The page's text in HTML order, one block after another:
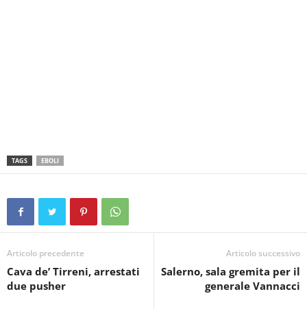
TAGS EBOLI
Articolo precedente
Cava de’ Tirreni, arrestati
due pusher
Articolo successivo
Salerno, sala gremita per il
generale Vannacci